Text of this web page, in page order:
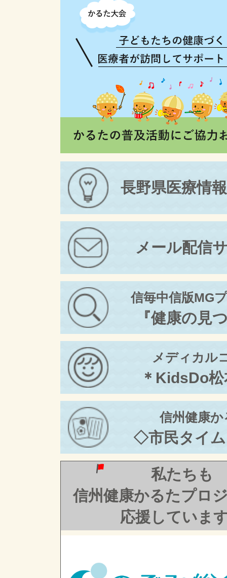
長野県医療情
メール配信
信毎中信版MG
『健康の見
メディカル
＊KidsDo
信州健康
◇市民タイ
私たちも
信州健康かるたプロ
応援していま